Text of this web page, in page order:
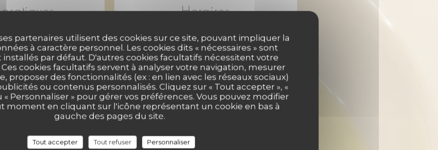
partenaires utilisent des cookies sur ce site, pouvant impliquer la
à caractère personnel. Les cookies dits « nécessaires » sont
par défaut. D'autres cookies facultatifs nécessitent votre
cookies facultatifs servent à analyser votre navigation, mesurer
proposer des fonctionnalités (ex : en lien avec les réseaux sociaux)
ou contenus personnalisés. Cliquez sur « Tout accepter », «
« Personnaliser » pour gérer vos préférences. Vous pouvez modifier
moment en cliquant sur l'icône représentant un cookie en bas à
gauche des pages du site.
Tout accepter Tout refuser Personnaliser
Produits régionaux,
française traditionnelle
créative
restaurant
Bistronomique
Parking public à
Accès wifi gratuit
Horaires
Lundi Fermé
Mardi 11h30 - 14h30 • 19h00 - 21h30
Mercredi 11h30 - 14h30
Jeudi 11h30 - 14h30 • 19h00 - 21h30